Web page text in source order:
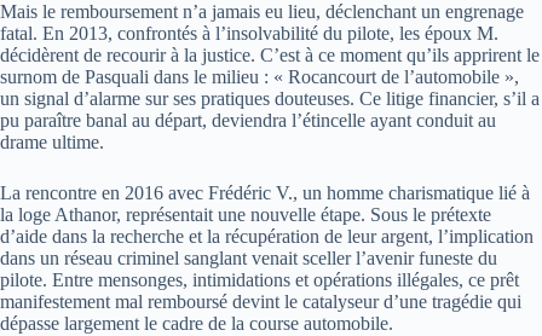
Mais le remboursement n’a jamais eu lieu, déclenchant un engrenage
fatal. En 2013, confrontés à l’insolvabilité du pilote, les époux M.
décidèrent de recourir à la justice. C’est à ce moment qu’ils apprirent le
surnom de Pasquali dans le milieu : « Rocancourt de l’automobile »,
un signal d’alarme sur ses pratiques douteuses. Ce litige financier, s’il a
pu paraître banal au départ, deviendra l’étincelle ayant conduit au
drame ultime.
La rencontre en 2016 avec Frédéric V., un homme charismatique lié à
la loge Athanor, représentait une nouvelle étape. Sous le prétexte
d’aide dans la recherche et la récupération de leur argent, l’implication
dans un réseau criminel sanglant venait sceller l’avenir funeste du
pilote. Entre mensonges, intimidations et opérations illégales, ce prêt
manifestement mal remboursé devint le catalyseur d’une tragédie qui
dépasse largement le cadre de la course automobile.